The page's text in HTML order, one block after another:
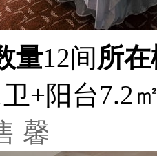
量12间所
+阳台7.2
馨